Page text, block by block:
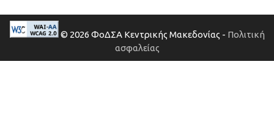
© 2026 ΦοΔΣΑ Κεντρικής Μακεδονίας - Πολιτική
ασφαλείας